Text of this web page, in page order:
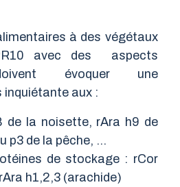
à des végétaux
avec des aspects
évoquer une
aux :
de la noisette, rAra h9 de
p3 de la pêche, …
de stockage : rCor
h1,2,3 (arachide)